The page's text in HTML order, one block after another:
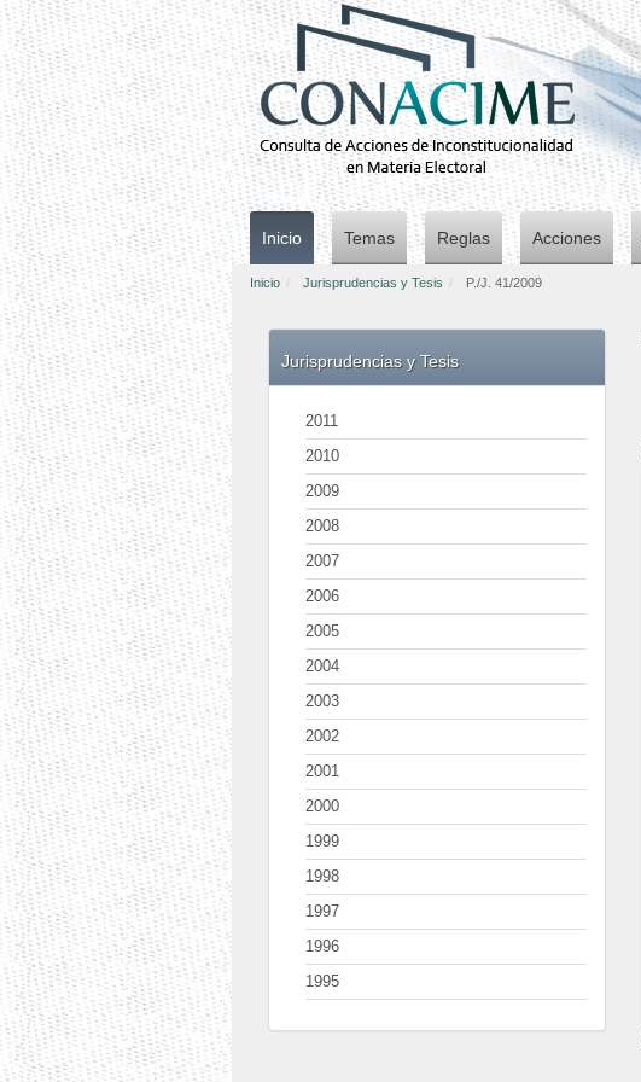
Inicio Temas Reglas Acciones
Inicio Jurisprudencias y Tesis P./J. 41/2009
Jurisprudencias y Tesis
2011
2010
2009
2008
2007
2006
2005
2004
2003
2002
2001
2000
1999
1998
1997
1996
1995